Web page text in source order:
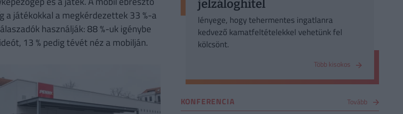
a játékokkal a megkérdezettek 33 %-a
használják: 88 %-uk igénybe
13 % pedig tévét néz a mobilján.
jelzáloghitel
lényege, hogy tehermentes ingatlanra
kedvező kamatfeltételekkel vehetünk fel
kölcsönt.
Több kisokos
KONFERENCIA Tovább